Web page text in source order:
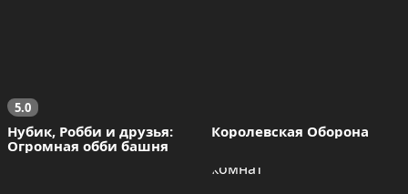
5.0
Нубик, Робби и друзья:
Огромная обби башня
Королевская Оборона